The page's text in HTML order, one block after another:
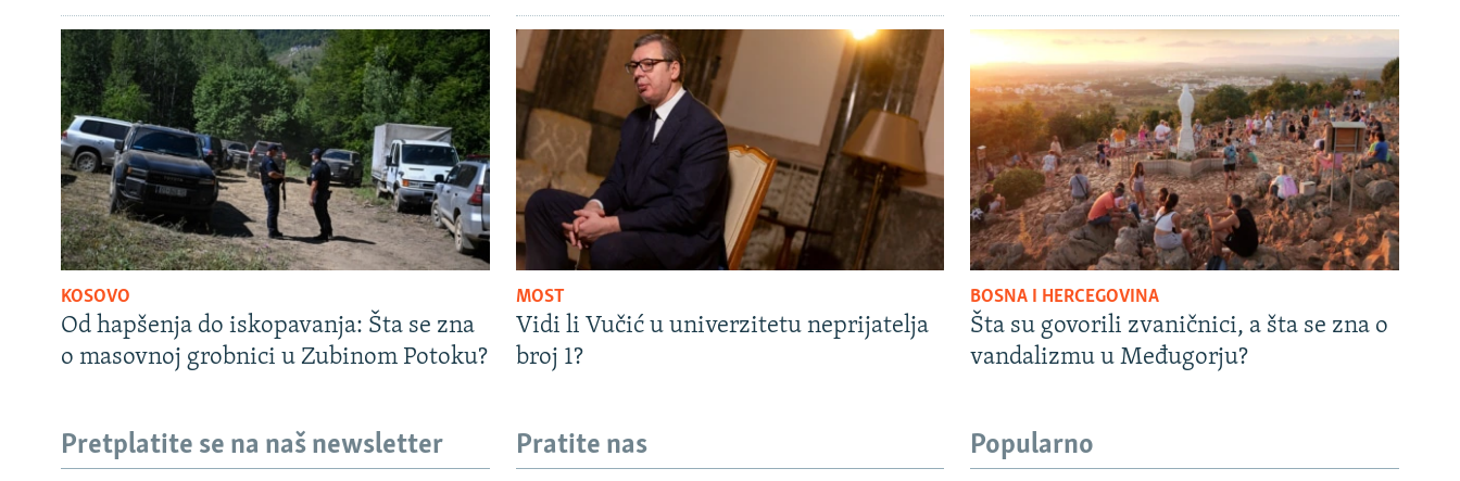
KOSOVO
Od hapšenja do iskopavanja: Šta se zna
o masovnoj grobnici u Zubinom Potoku?
MOST
Vidi li Vučić u univerzitetu neprijatelja
broj 1?
BOSNA I HERCEGOVINA
Šta su govorili zvaničnici, a šta se zna o
vandalizmu u Međugorju?
Pretplatite se na naš newsletter Pratite nas Popularno